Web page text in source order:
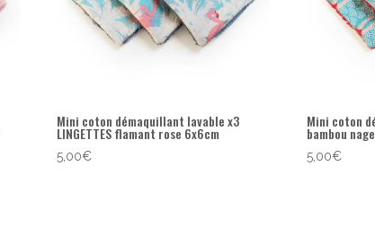
Mini coton démaquillant lavable x3
LINGETTES flamant rose 6x6cm
5,00€
Mini coton
bambou
5,00€